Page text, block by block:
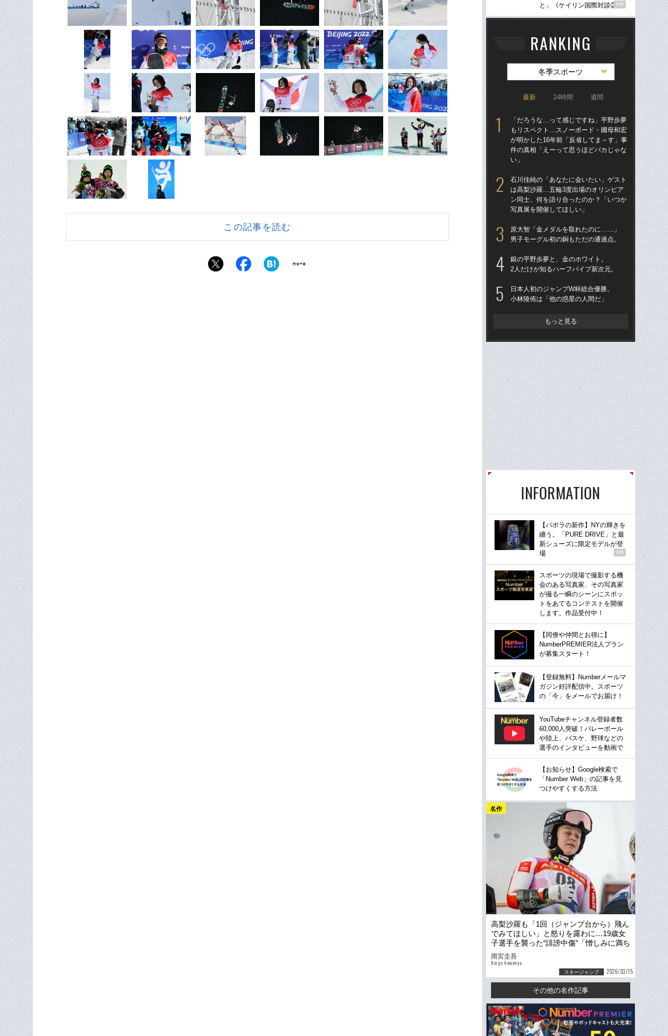
この記事を読む
と」《ケイリン国際対談②》
PR
RANKING
冬季スポーツ
最新 24時間 週間
「だろうな…って感じですね」平野歩夢
もリスペクト…スノーボード・國母和宏
が明かした16年前「反省してま～す」事
件の真相「えーって思うほどバカじゃな
い」
石川佳純の「あなたに会いたい」ゲスト
は高梨沙羅…五輪3度出場のオリンピア
ン同士、何を語り合ったのか？「いつか
写真展を開催してほしい」
原大智「金メダルを取れたのに……」
男子モーグル初の銅もただの通過点。
銀の平野歩夢と、金のホワイト。
2人だけが知るハーフパイプ新次元。
日本人初のジャンプW杯総合優勝。
小林陵侑は「他の惑星の人間だ」
もっと見る
INFORMATION
【バボラの新作】NYの輝きを
纏う。「PURE DRIVE」と最
新シューズに限定モデルが登
場
PR
スポーツの現場で撮影する機
会のある写真家、その写真家
が撮る一瞬のシーンにスポッ
トをあてるコンテストを開催
します。作品受付中！
【同僚や仲間とお得に】
NumberPREMIER法人プラン
が募集スタート！
【登録無料】Numberメールマ
ガジン好評配信中。スポーツ
の「今」をメールでお届け！
YouTubeチャンネル登録者数
60,000人突破！バレーボール
や陸上、バスケ、野球などの
選手のインタビューを動画で
【お知らせ】Google検索で
「Number Web」の記事を見
つけやすくする方法
名作
高梨沙羅も「1回（ジャンプ台から）飛ん
でみてほしい」と怒りを露わに…19歳女
子選手を襲った“誹謗中傷”「憎しみに満ち
たメッセージが届くんです」
雨宮圭吾
Keigo Amemiya
スキージャンプ 2026/02/15
その他の名作記事